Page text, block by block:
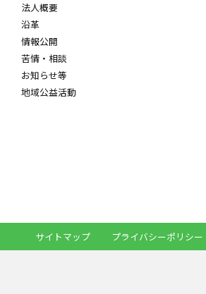
法人概要
沿革
情報公開
苦情・相談
お知らせ等
地域公益活動
サイトマップ プライバシーポリシー